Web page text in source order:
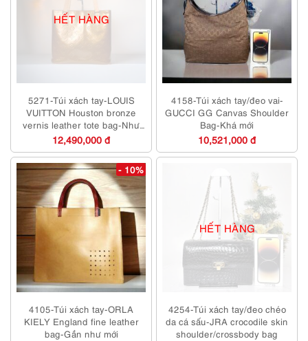
HẾT HÀNG
5271-Túi xách tay-LOUIS
VUITTON Houston bronze
vernis leather tote bag-Như
mới
12,490,000 đ
4158-Túi xách tay/đeo vai-
GUCCI GG Canvas Shoulder
Bag-Khá mới
10,521,000 đ
- 10%
4105-Túi xách tay-ORLA
KIELY England fine leather
bag-Gần như mới
HẾT HÀNG
4254-Túi xách tay/đeo chéo
da cá sấu-JRA crocodile skin
shoulder/crossbody bag